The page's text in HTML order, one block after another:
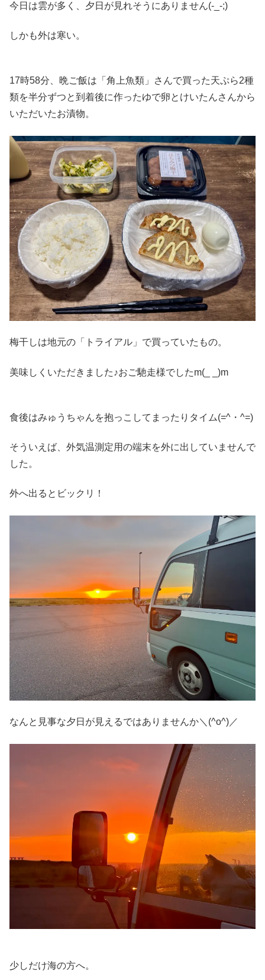
今日は雲が多く、夕日が見れそうにありません(-_-;)
しかも外は寒い。
17時58分、晩ご飯は「角上魚類」さんで買った天ぷら2種
類を半分ずつと到着後に作ったゆで卵とけいたんさんから
いただいたお漬物。
梅干しは地元の「トライアル」で買っていたもの。
美味しくいただきました♪おご馳走様でしたm(_ _)m
食後はみゅうちゃんを抱っこしてまったりタイム(=^・^=)
そういえば、外気温測定用の端末を外に出していませんで
した。
外へ出るとビックリ！
なんと見事な夕日が見えるではありませんか＼(^o^)／
少しだけ海の方へ。